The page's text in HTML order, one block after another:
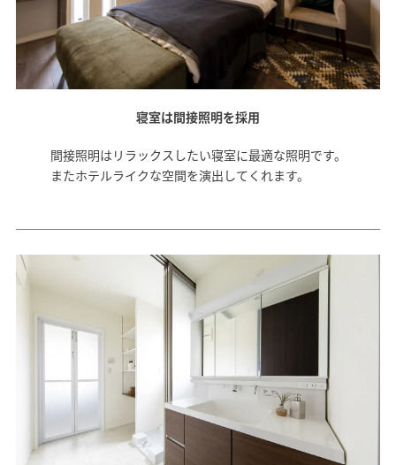
寝室は間接照明を採用
間接照明はリラックスしたい寝室に最適な照明です。
またホテルライクな空間を演出してくれます。